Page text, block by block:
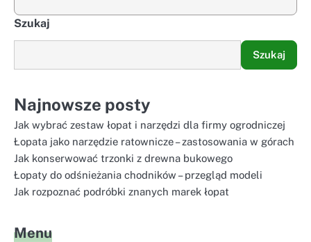
Szukaj
Szukaj
Najnowsze posty
Jak wybrać zestaw łopat i narzędzi dla firmy ogrodniczej
Łopata jako narzędzie ratownicze – zastosowania w górach
Jak konserwować trzonki z drewna bukowego
Łopaty do odśnieżania chodników – przegląd modeli
Jak rozpoznać podróbki znanych marek łopat
Menu